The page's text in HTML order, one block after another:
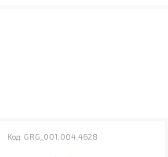
GRG_001.004.4628